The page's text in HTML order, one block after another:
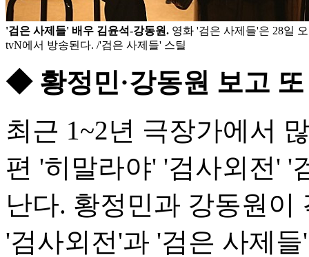
'검은 사제들' 배우 김윤석-강동원. 영화 '검은 사제들'은 28일
tvN에서 방송된다. /'검은 사제들' 스틸
◆ 황정민·강동원 보고
최근 1~2년 극장가에서
편 '히말라야' '검사외전' '
난다. 황정민과 강동원이
'검사외전'과 '검은 사제